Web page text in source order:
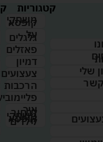
שלי
קשר
קטגוריות
משחקי
קופסא
על
גלגלים
פאזלים
דמיון
צעצועים
הרכבות
איך
לבחור
משחקי
קופסא
לילדים